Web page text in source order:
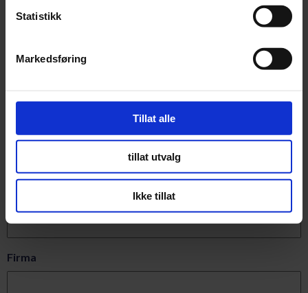
Statistikk
Markedsføring
Tillat alle
tillat utvalg
Ikke tillat
Firma